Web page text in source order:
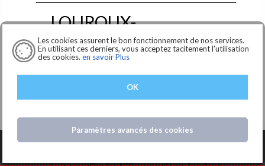
Les cookies assurent le bon fonctionnement de nos services.
En utilisant ces derniers, vous acceptez tacitement l'utilisation
des cookies. en savoir Plus
OK
Paramètres avancés des cookies
LOUROUX-
BECONNAIS (49)
Travaux de rénovation
énergétique et
extension de l'école
élémentaire René
Goscinny